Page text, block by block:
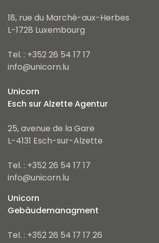
18, rue du Marché-aux-Herbes
L-1728 Luxembourg
Tel. : +352 26 54 17 17
info@unicorn.lu
Unicorn
Esch sur Alzette Agentur
25, avenue de la Gare
L-4131 Esch-sur-Alzette
Tel. : +352 26 54 17 17
info@unicorn.lu
Unicorn
Gebäudemanagment
Tel. : +352 26 54 17 17 26